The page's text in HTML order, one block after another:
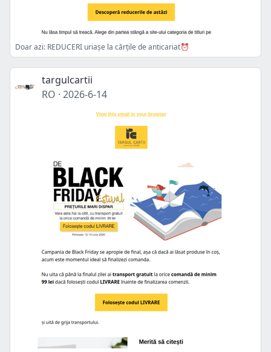
Doar azi: REDUCERI uriașe la cărțile de anticariat⏰
targulcartii
RO · 2026-6-14